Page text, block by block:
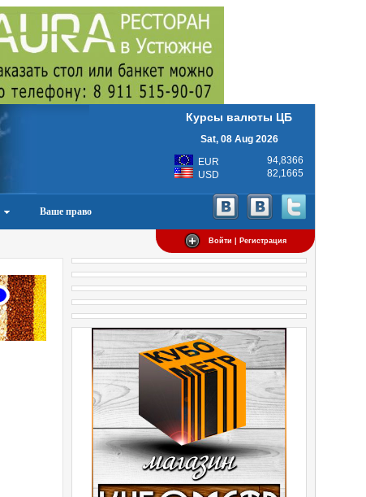
Курсы валюты ЦБ
Sat, 08 Aug 2026
EUR
94,8366
USD
82,1665
Ваше право
Войти | Регистрация